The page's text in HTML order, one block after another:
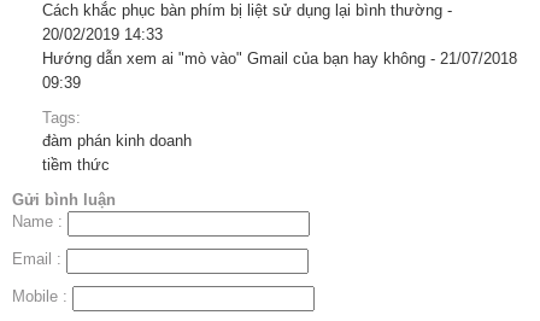
Cách khắc phục bàn phím bị liệt sử dụng lại bình thường -
20/02/2019 14:33
Hướng dẫn xem ai "mò vào" Gmail của bạn hay không - 21/07/2018
09:39
Tags:
đàm phán kinh doanh
tiềm thức
Gửi bình luận
Name :
Email :
Mobile :